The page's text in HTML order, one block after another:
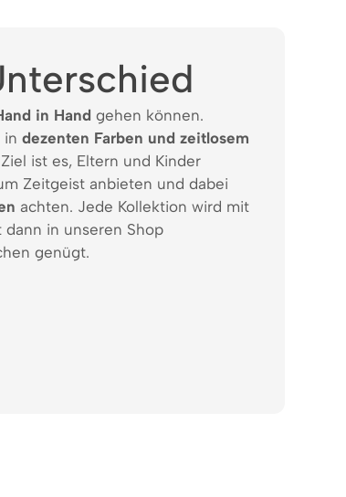
in Hand gehen können.
in dezenten Farben und zeitlosem
ist es, Eltern und Kinder
Zeitgeist anbieten und dabei
achten. Jede Kollektion wird mit
in unseren Shop
genügt.